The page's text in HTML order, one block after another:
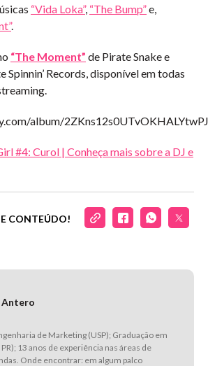
“Vida Loka”, “The Bump”e,
.
“The Moment” de Pirate Snake e
Spinnin’ Records, disponível em todas
album/2ZKns12s0UTvOKHALYtwPJ
#4: Curol | Conheça mais sobre a DJ e
CONTEÚDO!
Antero
de Marketing (USP); Graduação em
13 anos de experiência nas áreas de
Onde encontrar: em algum palco